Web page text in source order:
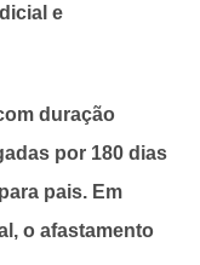
e
duração
por 180 dias
pais. Em
o afastamento